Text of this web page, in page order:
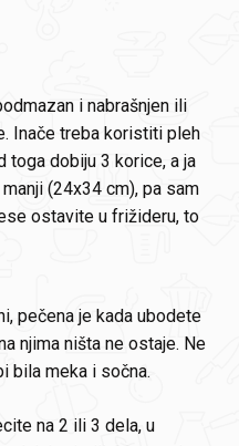
i nabrašnjen ili
Inače treba koristiti pleh
toga dobiju 3 korice, a ja
(24x34 cm), pa sam
ostavite u frižideru, to
pečena je kada ubodete
njima ništa ne ostaje. Ne
bila meka i sočna.
na 2 ili 3 dela, u